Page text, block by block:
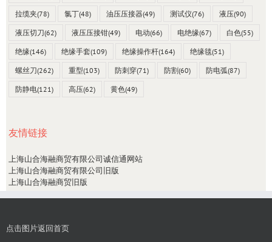
拉缆夹(78) 氯丁(48) 油压压接器(49) 测试仪(76) 液压(90)
液压切刀(62) 液压压接钳(49) 电动(66) 电绝缘(67) 白色(55)
绝缘(146) 绝缘手套(109) 绝缘操作杆(164) 绝缘毯(51)
螺丝刀(262) 重型(103) 防刺穿(71) 防割(60) 防电弧(87)
防静电(121) 高压(62) 黄色(49)
友情链接
上海山合海融商贸有限公司诚信通网站
上海山合海融商贸有限公司旧版
上海山合海融商贸旧版
点击图片返回首页